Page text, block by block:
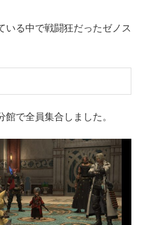
いる中で戦闘狂だったゼノス
で全員集合しました。